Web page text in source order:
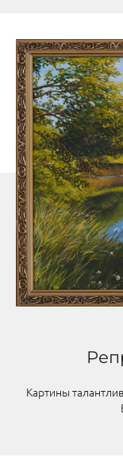
Картины